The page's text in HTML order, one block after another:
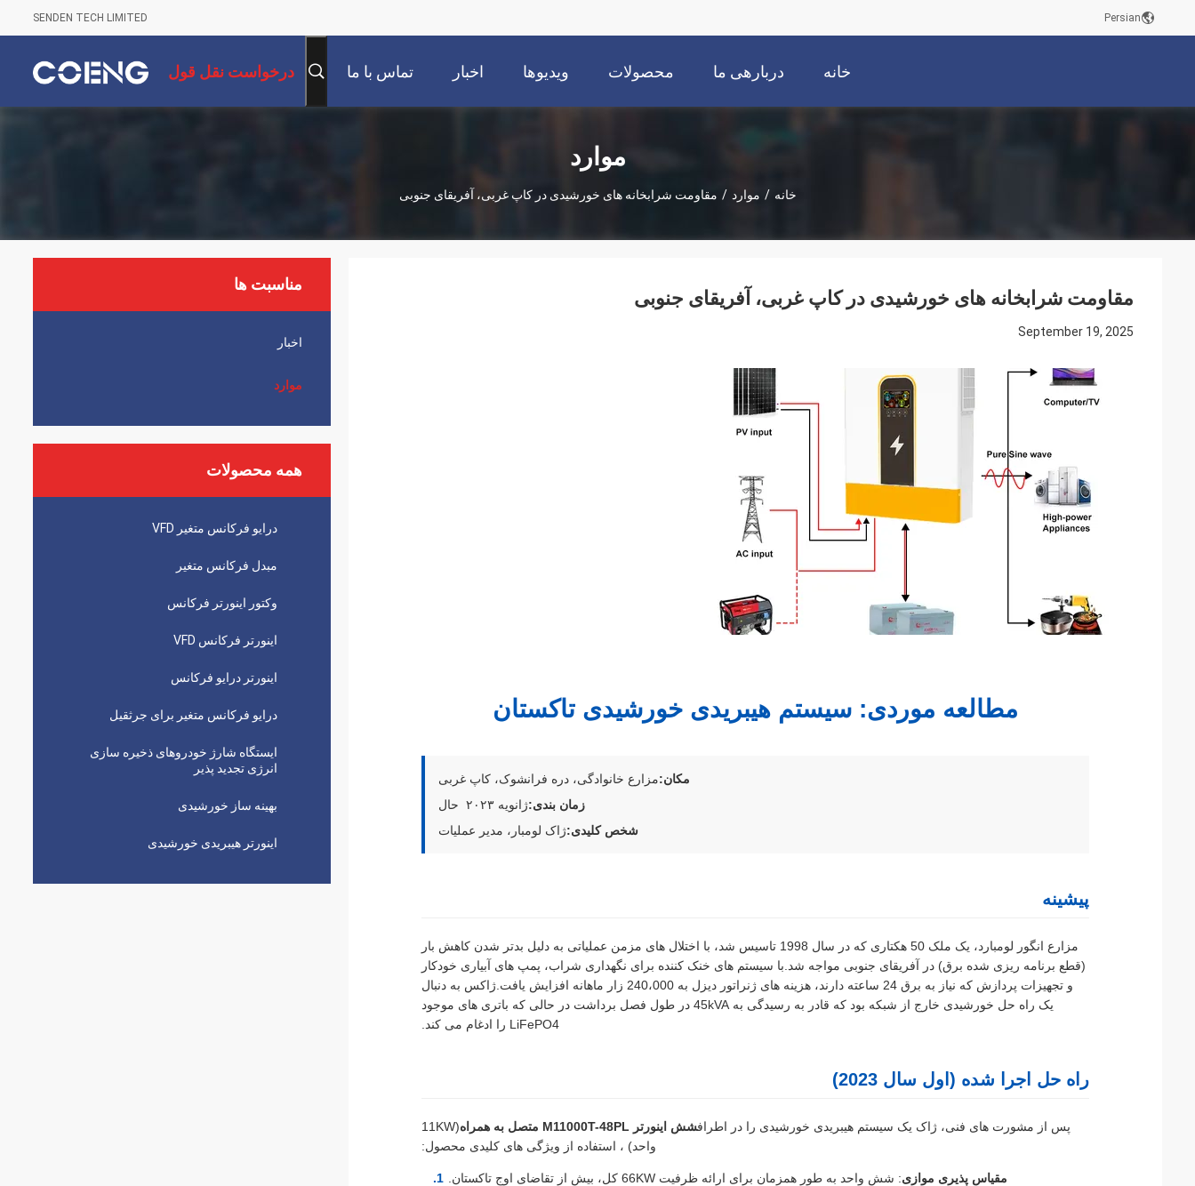
SENDEN TECH LIMITED Persian
خانه دربارهی ما محصولات ویدیوها اخبار تماس با ما درخواست نقل قول
موارد
خانه / موارد / مقاومت شرابخانه های خورشیدی در کاپ غربی، آفریقای جنوبی
مناسبت ها
اخبار
موارد
همه محصولات
درایو فرکانس متغیر VFD
مبدل فرکانس متغیر
وکتور اینورتر فرکانس
اینورتر فرکانس VFD
اینورتر درایو فرکانس
درایو فرکانس متغیر برای جرثقیل
ایستگاه شارژ خودروهای ذخیره سازی
انرژی تجدید پذیر
بهینه ساز خورشیدی
اینورتر هیبریدی خورشیدی
مقاومت شرابخانه های خورشیدی در کاپ غربی، آفریقای جنوبی
September 19, 2025
مطالعه موردی: سیستم هیبریدی خورشیدی تاکستان
مکان:مزارع خانوادگی، دره فرانشوک، کاپ غربی
زمان بندی:ژانویه ۲۰۲۳ ️ حال
شخص کلیدی:ژاک لومبار، مدیر عملیات
پیشینه
مزارع انگور لومبارد، یک ملک 50 هکتاری که در سال 1998 تاسیس شد، با اختلال های مزمن عملیاتی به دلیل بدتر شدن کاهش بار
(قطع برنامه ریزی شده برق) در آفریقای جنوبی مواجه شد.با سیستم های خنک کننده برای نگهداری شراب، پمپ های آبیاری خودکار
و تجهیزات پردازش که نیاز به برق 24 ساعته دارند، هزینه های ژنراتور دیزل به 240،000 زار ماهانه افزایش یافت.ژاکس به دنبال
یک راه حل خورشیدی خارج از شبکه بود که قادر به رسیدگی به 45kVA در طول فصل برداشت در حالی که باتری های موجود
LiFePO4 را ادغام می کند.
راه حل اجرا شده (اول سال 2023)
پس از مشورت های فنی، ژاک یک سیستم هیبریدی خورشیدی را در اطرافشش اینورتر M11000T-48PL متصل به همراه
(11KW
واحد) ، استفاده از ویژگی های کلیدی محصول:
مقیاس پذیری موازی: شش واحد به طور همزمان برای ارائه ظرفیت 66KW کل، بیش از تقاضای اوج تاکستان.